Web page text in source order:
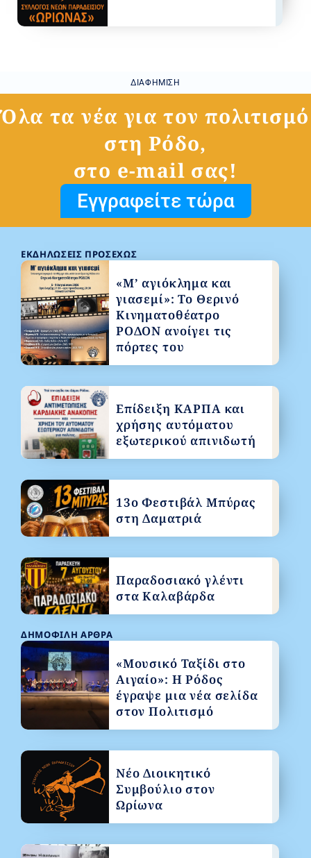
ΔΙΑΦΉΜΙΣΗ
Όλα τα νέα για τον πολιτισμό
στη Ρόδο,
στο e-mail σας!
Εγγραφείτε τώρα
ΔΗΜΟΦΙΛΉ ΆΡΘΡΑ
«Μουσικό Ταξίδι στο
Αιγαίο»: Η Ρόδος
έγραψε μια νέα σελίδα
στον Πολιτισμό
Νέο Διοικητικό
Συμβούλιο στον
Ωρίωνα
ΕΚΔΗΛΏΣΕΙΣ ΠΡΟΣΕΧΏΣ
«Μ’ αγιόκλημα και
γιασεμί»: Το Θερινό
Κινηματοθέατρο
ΡΟΔΟΝ ανοίγει τις
πόρτες του
Επίδειξη ΚΑΡΠΑ και
χρήσης αυτόματου
εξωτερικού απινιδωτή
13ο Φεστιβάλ Μπύρας
στη Δαματριά
Παραδοσιακό γλέντι
στα Καλαβάρδα